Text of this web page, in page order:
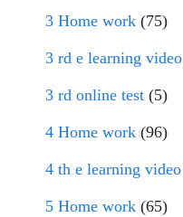
3 Home work (75)
3 rd e learning video
3 rd online test (5)
4 Home work (96)
4 th e learning video
5 Home work (65)